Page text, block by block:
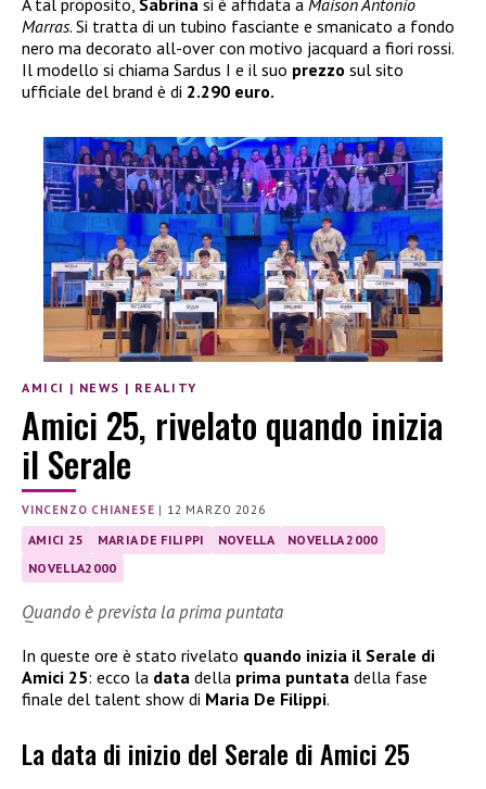
Marras. Si tratta di un tubino fasciante e smanicato a fondo
nero ma decorato all-over con motivo jacquard a fiori rossi.
Il modello si chiama Sardus I e il suo prezzo sul sito
ufficiale del brand è di 2.290 euro.
AMICI | NEWS | REALITY
Amici 25, rivelato quando inizia
il Serale
VINCENZO CHIANESE | 12 MARZO 2026
AMICI 25 MARIA DE FILIPPI NOVELLA
NOVELLA 2000
NOVELLA2000
Quando è prevista la prima puntata
In queste ore è stato rivelato quando inizia il Serale di
Amici 25: ecco la data della prima puntata della fase
finale del talent show di Maria De Filippi.
La data di inizio del Serale di Amici 25